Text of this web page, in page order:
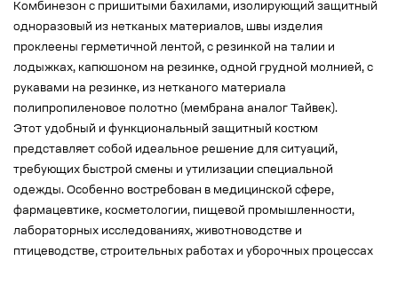
Комбинезон с пришитыми бахилами, изолирующий защитный
одноразовый из нетканых материалов, швы изделия
проклеены герметичной лентой, с резинкой на талии и
лодыжках, капюшоном на резинке, одной грудной молнией, с
рукавами на резинке, из нетканого материала
полипропиленовое полотно (мембрана аналог Тайвек).
Этот удобный и функциональный защитный костюм
представляет собой идеальное решение для ситуаций,
требующих быстрой смены и утилизации специальной
одежды. Особенно востребован в медицинской сфере,
фармацевтике, косметологии, пищевой промышленности,
лабораторных исследованиях, животноводстве и
птицеводстве, строительных работах и уборочных процессах